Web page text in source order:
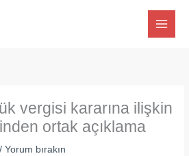
vergisi kararına ilişkin
ortak açıklama
/Yorum bırakın